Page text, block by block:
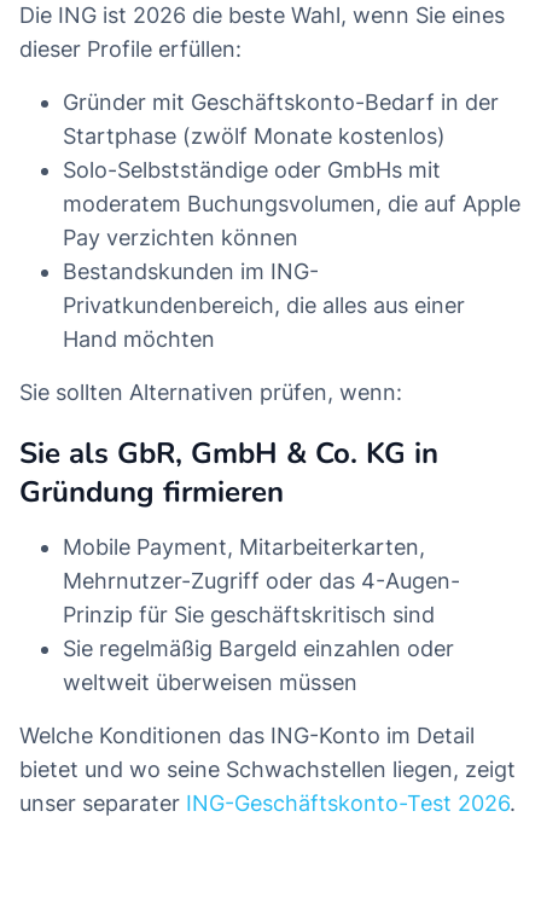
Die ING ist 2026 die beste Wahl, wenn Sie eines
dieser Profile erfüllen:
Gründer mit Geschäftskonto-Bedarf in der
Startphase (zwölf Monate kostenlos)
Solo-Selbstständige oder GmbHs mit
moderatem Buchungsvolumen, die auf Apple
Pay verzichten können
Bestandskunden im ING-
Privatkundenbereich, die alles aus einer
Hand möchten
Sie sollten Alternativen prüfen, wenn:
Sie als GbR, GmbH & Co. KG in
Gründung firmieren
Mobile Payment, Mitarbeiterkarten,
Mehrnutzer-Zugriff oder das 4-Augen-
Prinzip für Sie geschäftskritisch sind
Sie regelmäßig Bargeld einzahlen oder
weltweit überweisen müssen
Welche Konditionen das ING-Konto im Detail
bietet und wo seine Schwachstellen liegen, zeigt
unser separater ING-Geschäftskonto-Test 2026.